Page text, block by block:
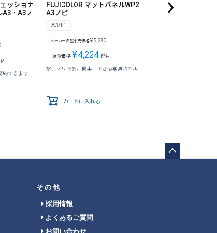
ッショナ
A3・A3ノ
納できます
FUJICOLOR マットパネルWP2
A3ノビ
A3ﾉﾋﾞ
メーカー希望小売価格 ¥ 5,280
販売価格 ¥4,224 税込
水、ノリ不要、簡単にできる写真パネル
カートに入れる
その他
採用情報
よくあるご質問
お問い合わせ